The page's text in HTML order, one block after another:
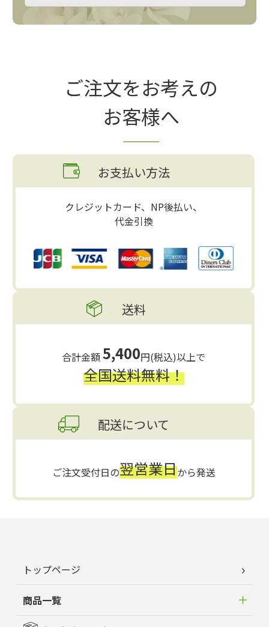
ご注文をお考えの
お客様へ
お支払い方法
クレジットカード、NP後払い、
代金引換
送料
合計金額5,400円(税込)以上で
全国送料無料！
配送について
ご注文受付日の翌営業日から発送
トップページ
商品一覧